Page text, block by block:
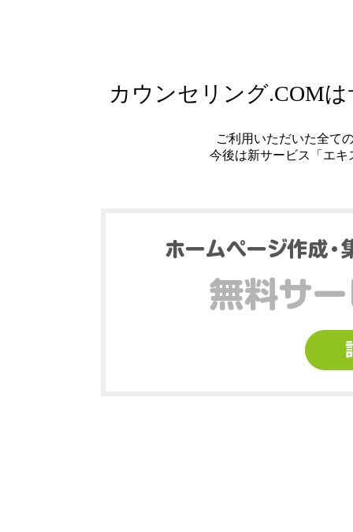
カウンセリング.COM
ご利用いただいた全て
今後は新サービス「エ